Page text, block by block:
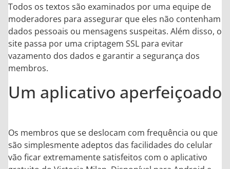
Todos os textos são examinados por uma equipe de
moderadores para assegurar que eles não contenham
dados pessoais ou mensagens suspeitas. Além disso, o
site passa por uma criptagem SSL para evitar
vazamento dos dados e garantir a segurança dos
membros.
Um aplicativo aperfeiçoado
Os membros que se deslocam com frequência ou que
são simplesmente adeptos das facilidades do celular
vão ficar extremamente satisfeitos com o aplicativo